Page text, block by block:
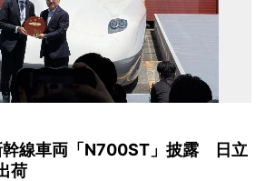
幹線車両「N700ST」披露 日立
荷